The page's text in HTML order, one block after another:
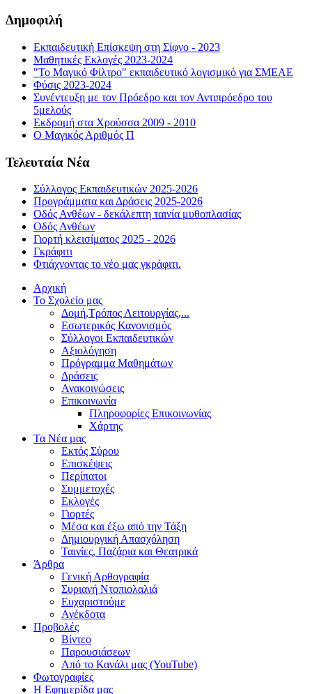
Δημοφιλή
Εκπαιδευτική Επίσκεψη στη Σίφνο - 2023
Μαθητικές Εκλογές 2023-2024
"Το Μαγικό Φίλτρο" εκπαιδευτικό λογισμικό για ΣΜΕΑΕ
Φύσις 2023-2024
Συνέντευξη με τον Πρόεδρο και τον Αντιπρόεδρο του
5μελούς
Εκδρομή στα Χρούσσα 2009 - 2010
Ο Μαγικός Αριθμός Π
Τελευταία Νέα
Σύλλογος Εκπαιδευτικών 2025-2026
Προγράμματα και Δράσεις 2025-2026
Οδός Ανθέων - δεκάλεπτη ταινία μυθοπλασίας
Οδός Ανθέων
Γιορτή κλεισίματος 2025 - 2026
Γκράφιτι
Φτιάχνοντας το νέο μας γκράφιτι.
Αρχική
Το Σχολείο μας
Δομή,Τρόπος Λειτουργίας,...
Εσωτερικός Κανονισμός
Σύλλογοι Εκπαιδευτικών
Αξιολόγηση
Πρόγραμμα Μαθημάτων
Δράσεις
Ανακοινώσεις
Επικοινωνία
Πληροφορίες Επικοινωνίας
Χάρτης
Τα Νέα μας
Εκτός Σύρου
Επισκέψεις
Περίπατοι
Συμμετοχές
Εκλογές
Γιορτές
Μέσα και έξω από την Τάξη
Δημιουργική Απασχόληση
Ταινίες, Παζάρια και Θεατρικά
Άρθρα
Γενική Αρθογραφία
Συριανή Ντοπιολαλιά
Ευχαριστούμε
Ανέκδοτα
Προβολές
Βίντεο
Παρουσιάσεων
Από το Κανάλι μας (YouTube)
Φωτογραφίες
Η Εφημερίδα μας